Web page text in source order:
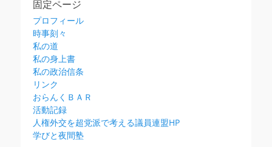
固定ページ
プロフィール
時事刻々
私の道
私の身上書
私の政治信条
リンク
おらんくＢＡＲ
活動記録
人権外交を超党派で考える議員連盟HP
学びと夜間塾